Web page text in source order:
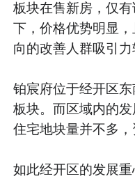
板块在售新房，仅
下，价格优势明显
向的改善人群吸引力
铂宸府位于经开区
板块。而区域内的
住宅地块量并不多，
如此经开区的发展